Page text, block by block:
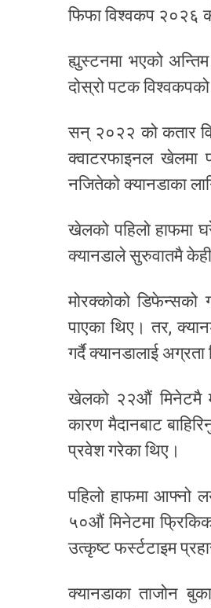
फिफा विश्वकप २०२६
ह्युस्टनमा भएको
दोस्रो पटक
सन् २०२२ को कतार
क्वाटरफाइनल खेलमा
नजितेको क्यानडाका
खेलको पहिलो हाफमा
क्यानडाले सुरुवातमै केही
मोरक्कोको
पाएका थिए। तर,
गर्दै क्यानडालाई
खेलको २२औं मिनेटमै
कारण मैदानबाट
प्रवेश गरेका थिए।
पहिलो हाफमा आफ्नो
५०औं मिनेटमा
उत्कृष्ट फर्स्टटाइम
क्यानडाका ताजोन